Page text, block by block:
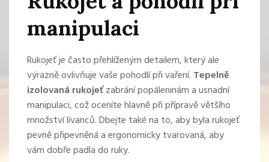
manipulaci
Rukojeť je často přehlíženým detailem, který ale
výrazně ovlivňuje vaše pohodlí při vaření. Tepelně
izolovaná rukojeťzabrání popáleninám a usnadní
manipulaci, což oceníte hlavně při přípravě většího
množství lívanců. Dbejte také na to, aby byla rukojeť
pevně připevněná a ergonomicky tvarovaná, aby
vám dobře padla do ruky.